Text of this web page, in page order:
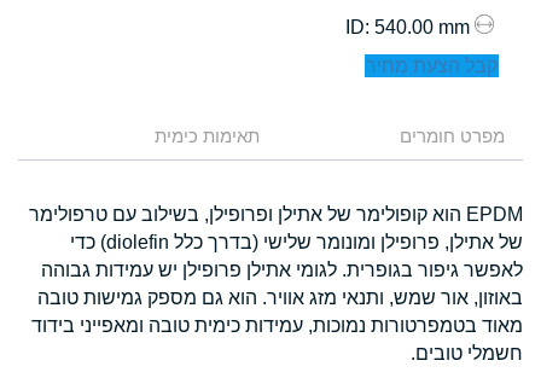
: 540.00 mm
קבל הצעת מחיר
מפרט חומרים תאימות כימית
EPDM הוא קופולימר של אתילן ופרופילן, בשילוב עם טרפולימר
של אתילן, פרופילן ומונומר שלישי (בדרך כלל diolefin) כדי
לאפשר גיפור בגופרית. לגומי אתילן פרופילן יש עמידות גבוהה
באוזון, אור שמש, ותנאי מזג אוויר. הוא גם מספק גמישות טובה
מאוד בטמפרטורות נמוכות, עמידות כימית טובה ומאפייני בידוד
חשמלי טובים.